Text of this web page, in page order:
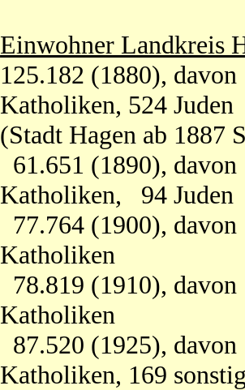
Einwohner Landkreis
125.182 (1880),
Katholiken, 524 Juden
(Stadt Hagen ab 1887
61.651 (1890),
Katholiken, 94 Juden
77.764 (1900),
Katholiken
78.819 (1910),
Katholiken
87.520 (1925),
Katholiken, 169